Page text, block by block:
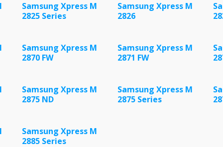
Samsung Xpress M
2825 Series
Samsung Xpress M
2826
Samsung Xpress M
2870 FW
Samsung Xpress M
2871 FW
Samsung Xpress M
2875 ND
Samsung Xpress M
2875 Series
Samsung Xpress M
2885 Series